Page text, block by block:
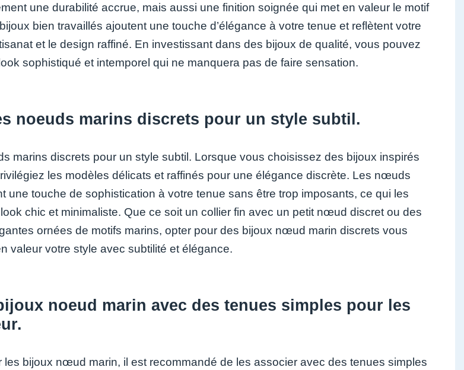
une durabilité accrue, mais aussi une finition soignée qui met en valeur le motif
bien travaillés ajoutent une touche d’élégance à votre tenue et reflètent votre
et le design raffiné. En investissant dans des bijoux de qualité, vous pouvez
sophistiqué et intemporel qui ne manquera pas de faire sensation.
noeuds marins discrets pour un style subtil.
marins discrets pour un style subtil. Lorsque vous choisissez des bijoux inspirés
les modèles délicats et raffinés pour une élégance discrète. Les nœuds
une touche de sophistication à votre tenue sans être trop imposants, ce qui les
chic et minimaliste. Que ce soit un collier fin avec un petit nœud discret ou des
ornées de motifs marins, opter pour des bijoux nœud marin discrets vous
valeur votre style avec subtilité et élégance.
noeud marin avec des tenues simples pour les
les bijoux nœud marin, il est recommandé de les associer avec des tenues simples